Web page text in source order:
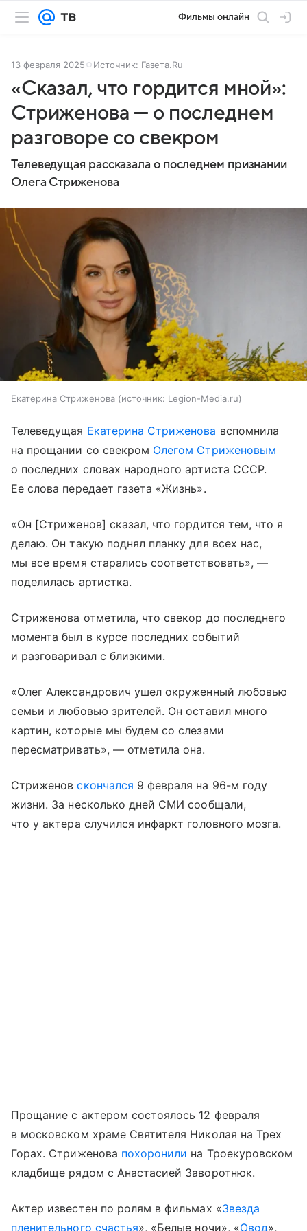
Фильмы онлайн
13 февраля 2025 Источник: Газета.Ru
«Сказал, что гордится мной»:
Стриженова — о последнем
разговоре со свекром
Телеведущая рассказала о последнем признании
Олега Стриженова
Екатерина Стриженова источник: Legion-Media.ru
Телеведущая Екатерина Стриженова вспомнила
на прощании со свекром Олегом Стриженовым
о последних словах народного артиста СССР.
Ее слова передает газета «Жизнь».
«Он [Стриженов] сказал, что гордится тем, что я
делаю. Он такую поднял планку для всех нас,
мы все время старались соответствовать», —
поделилась артистка.
Стриженова отметила, что свекор до последнего
момента был в курсе последних событий
и разговаривал с близкими.
«Олег Александрович ушел окруженный любовью
семьи и любовью зрителей. Он оставил много
картин, которые мы будем со слезами
пересматривать», — отметила она.
Стриженовскончался 9 февраля на 96-м году
жизни. За несколько дней СМИ сообщали,
что у актера случился инфаркт головного мозга.
Прощание с актером состоялось 12 февраля
в московском храме Святителя Николая на Трех
Горах. Стриженова похоронили на Троекуровском
кладбище рядом с Анастасией Заворотнюк.
Актер известен по ролям в фильмах «Звезда
пленительного счастья», «Белые ночи», «Овод»,